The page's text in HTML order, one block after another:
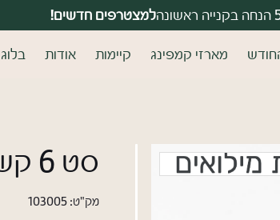
משלוחים חינם בקנייה מעל 399 ₪למצטרפים חדשים!
מארזי קמפינג קיימות אודות בלוג
דאגנו לכם ליצירת
סט 6 קשיות שתייה מנירוסטה
מק"ט: 103005